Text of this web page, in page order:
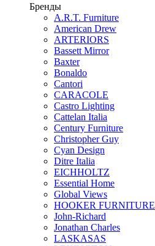
Бренды
A.R.T. Furniture
American Drew
ARTERIORS
Bassett Mirror
Baxter
Bonaldo
Cantori
CARACOLE
Castro Lighting
Cattelan Italia
Century Furniture
Christopher Guy
Cyan Design
Ditre Italia
EICHHOLTZ
Essential Home
Global Views
HOOKER FURNITURE
John-Richard
Jonathan Charles
LASKASAS